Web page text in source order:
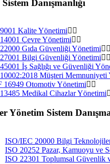
Danışmanlığı
Kalite Yönetimi
Çevre Yönetimi
Gıda Güvenliği Yönetimi
Bilgi Güvenliği Yönetimi
İş Sağlığı ve Güvenliği
Müşteri Memnuniyeti
16949 Otomotiv Yönetimi
Medikal Cihazlar Yönetimi
Yönetim Sistem
ISO/IEC 20000 Bilgi
ISO 20252 Pazar, Kamuoyu ve
ISO 22301 Toplumsal Güvenlik